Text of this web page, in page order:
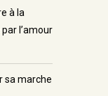
à la
l’amour
sa marche